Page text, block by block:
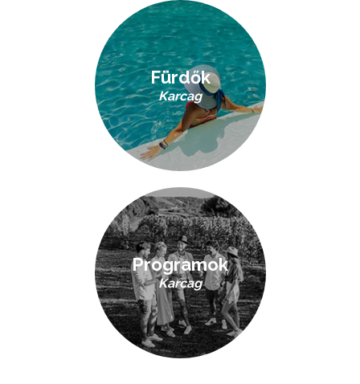
Fürdők
Karcag
Programok
Karcag